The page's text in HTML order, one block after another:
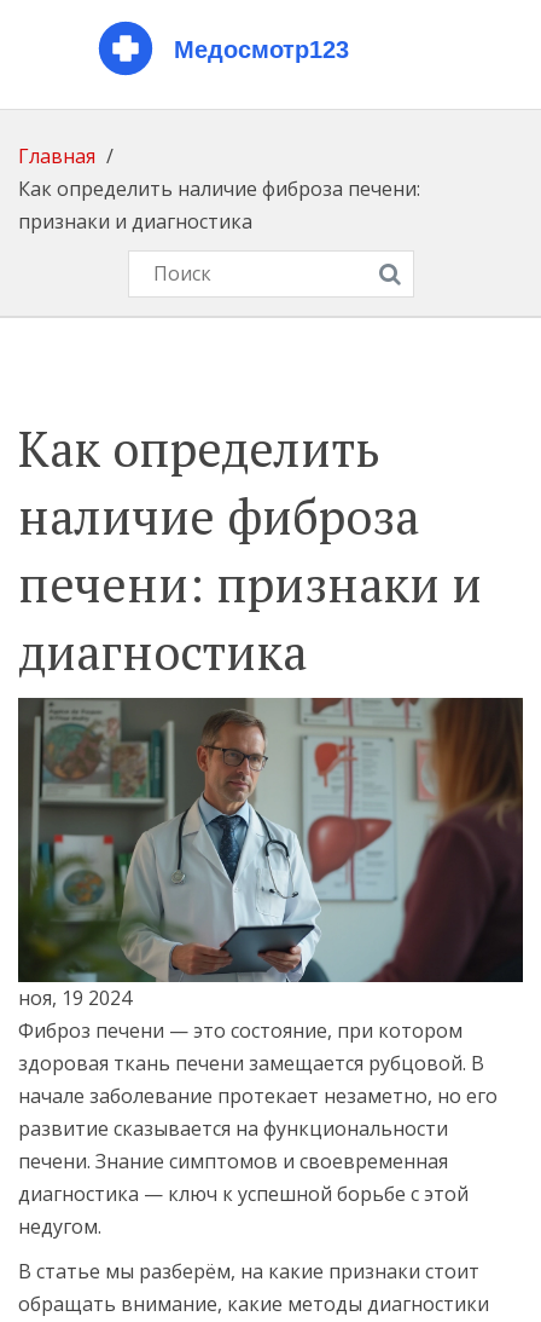
Главная
Как определить наличие фиброза печени:
признаки и диагностика
Как определить
наличие фиброза
печени: признаки и
диагностика
ноя, 19 2024
Фиброз печени — это состояние, при котором
здоровая ткань печени замещается рубцовой. В
начале заболевание протекает незаметно, но его
развитие сказывается на функциональности
печени. Знание симптомов и своевременная
диагностика — ключ к успешной борьбе с этой
недугом.
В статье мы разберём, на какие признаки стоит
обращать внимание, какие методы диагностики